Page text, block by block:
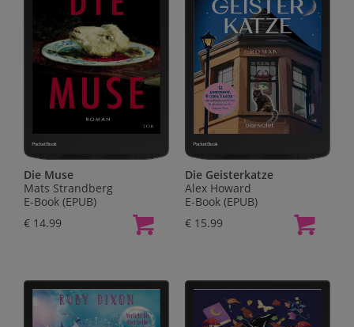
Die Muse
Mats Strandberg
E-Book (EPUB)
€ 14.99
Die Geisterkatze
Alex Howard
E-Book (EPUB)
€ 15.99